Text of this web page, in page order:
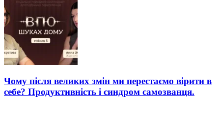
Чому після великих змін ми перестаємо вірити в
себе? Продуктивність і синдром самозванця.